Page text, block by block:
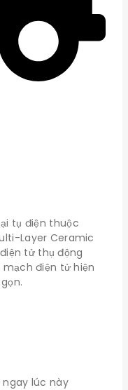
tụ điện thuộc
Layer Ceramic
tử thụ động
điện tử hiện
lúc này